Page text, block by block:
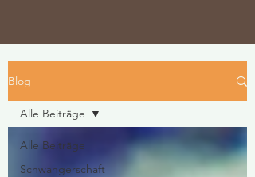
Blog
Alle Beiträge
Schwangerschaft
Alle Beiträge